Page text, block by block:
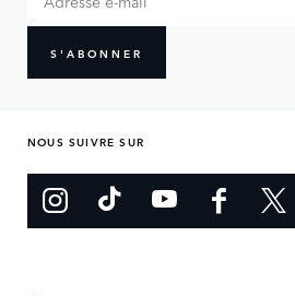
S'ABONNER
NOUS SUIVRE SUR